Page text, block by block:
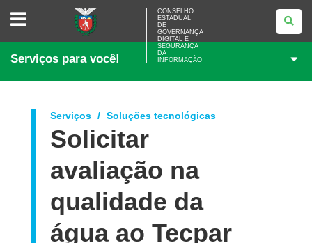
CONSELHO
ESTADUAL
GOVERNANÇA
E
DA
CONSELHO
ESTADUAL
DE
GOVERNANÇA
DIGITAL E
SEGURANÇA
DA
INFORMAÇÃO
Serviços para você!
Serviços Soluções tecnológicas
Solicitar
avaliação na
qualidade da
água ao Tecpar